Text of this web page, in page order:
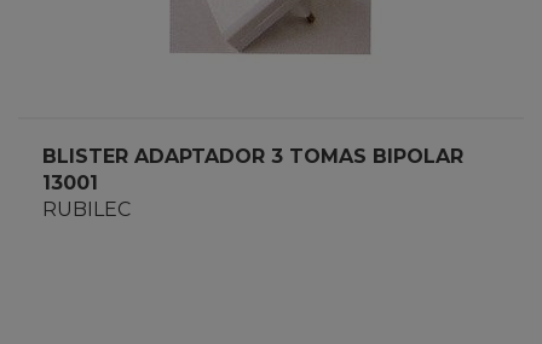
BLISTER ADAPTADOR 3 TOMAS BIPOLAR
13001
RUBILEC